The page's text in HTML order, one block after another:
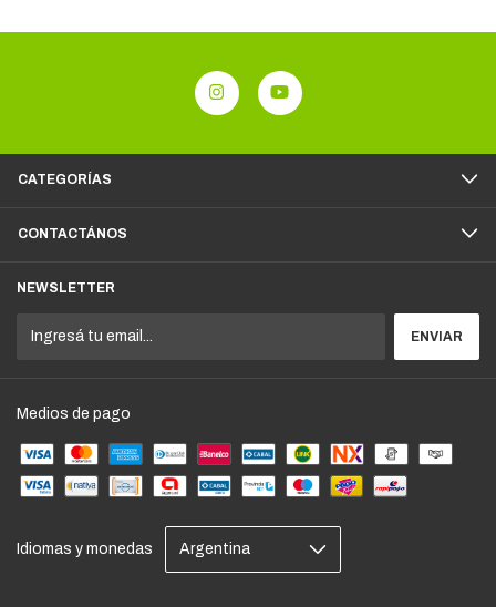
CATEGORÍAS
CONTACTÁNOS
NEWSLETTER
Medios de pago
Idiomas y monedas